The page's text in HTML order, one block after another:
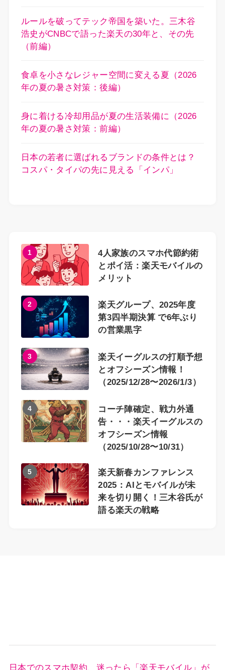
ルールを破ってテック帝国を築いた。三木谷
浩史がCNBCで語った楽天の30年と、その先
（前編）
食卓を小さなレジャー空間に変える夏（2026
年の夏の暑さ対策：後編）
身に着ける冷却用品が夏の生活装備に（2026
年の夏の暑さ対策：前編）
日本の若者に選ばれるブランドの条件とは？
コスパ・タイパの先に見える「インパ」
1
4人家族のスマホ代節約術
とポイ活：楽天モバイルの
メリット
2
楽天グループ、2025年度
第3四半期決算 で6年ぶり
の営業黒字
3
楽天イーグルスの打順予想
とオフシーズン情報！
（2025/12/28〜2026/1/3）
4
コーチ陣確定、戦力外通
告・・・楽天イーグルスの
オフシーズン情報
（2025/10/28〜10/31）
5
楽天新春カンファレンス
2025：AIとモバイルが未
来を切り開く！三木谷氏が
語る楽天の戦略
日本でのスマホ契約、迷ったら「楽天モバイル」が